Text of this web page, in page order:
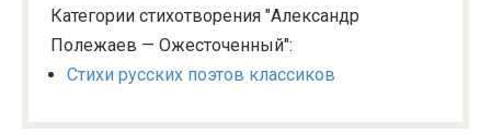
Категории стихотворения "Александр
Полежаев — Ожесточенный":
Стихи русских поэтов классиков